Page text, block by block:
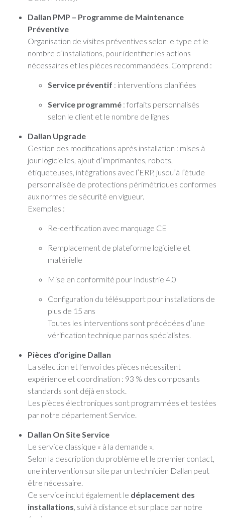
Dallan PMP – Programme de Maintenance
Préventive
Organisation de visites préventives selon le type et le
nombre d’installations, pour identifier les actions
nécessaires et les pièces recommandées. Comprend :
Service préventif : interventions planifiées
Service programmé : forfaits personnalisés
selon le client et le nombre de lignes
Dallan Upgrade
Gestion des modifications après installation : mises à
jour logicielles, ajout d’imprimantes, robots,
étiqueteuses, intégrations avec l’ERP, jusqu’à l’étude
personnalisée de protections périmétriques conformes
aux normes de sécurité en vigueur.
Exemples :
Re-certification avec marquage CE
Remplacement de plateforme logicielle et
matérielle
Mise en conformité pour Industrie 4.0
Configuration du télésupport pour installations de
plus de 15 ans
Toutes les interventions sont précédées d’une
vérification technique par nos spécialistes.
Pièces d’origine Dallan
La sélection et l’envoi des pièces nécessitent
expérience et coordination : 93 % des composants
standards sont déjà en stock.
Les pièces électroniques sont programmées et testées
par notre département Service.
Dallan On Site Service
Le service classique « à la demande ».
Selon la description du problème et le premier contact,
une intervention sur site par un technicien Dallan peut
être nécessaire.
Ce service inclut également le déplacement des
installations, suivi à distance et sur place par notre